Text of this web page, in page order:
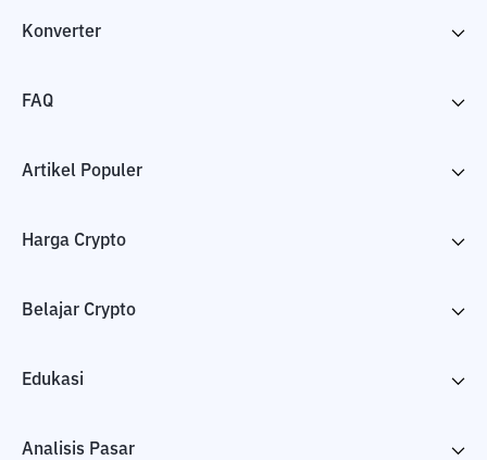
Konverter
FAQ
Artikel Populer
Harga Crypto
Belajar Crypto
Edukasi
Analisis Pasar